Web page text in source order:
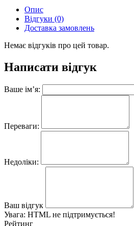
Опис
Відгуки (0)
Доставка замовлень
Немає відгуків про цей товар.
Написати відгук
Ваше ім’я:
Переваги:
Недоліки:
Ваш відгук
Увага: HTML не підтримується!
Рейтинг